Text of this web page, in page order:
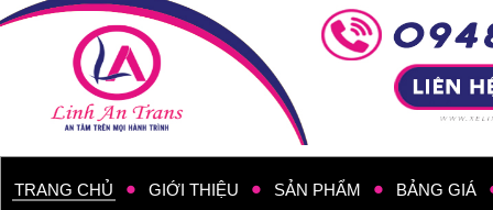
TRANG CHỦ GIỚI THIỆU SẢN PHẨM BẢNG GIÁ
Xe 29 chỗ - Huyndai
County